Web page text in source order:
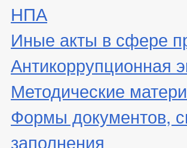
НПА
Иные акты в сфере
Антикоррупционная
Методические
Формы документов,
заполнения